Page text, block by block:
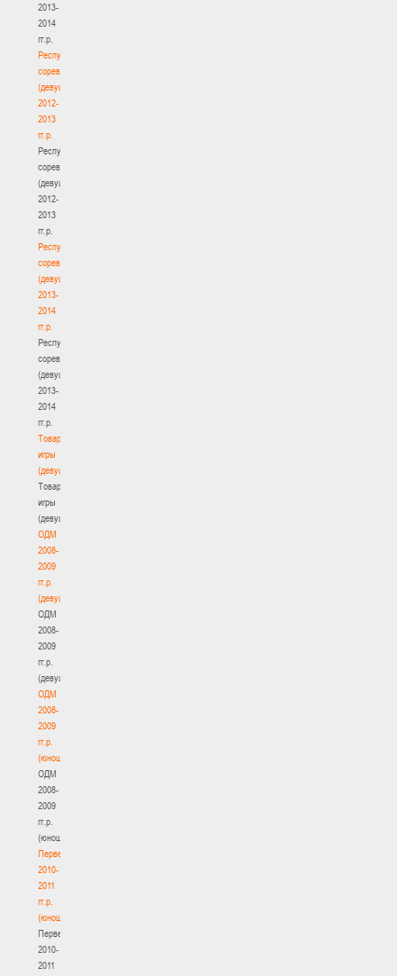
2013-
2014
гг.р.
Республиканские
соревнования
(девушки)
2012-
2013
гг.р.
Республиканские
соревнования
(девушки)
2012-
2013
гг.р.
Республиканские
соревнования
(девушки)
2013-
2014
гг.р.
Республиканские
соревнования
(девушки)
2013-
2014
гг.р.
Товарищеские
игры
(девушки)
Товарищеские
игры
(девушки)
ОДМ
2008-
2009
гг.р.
(девушки)
ОДМ
2008-
2009
гг.р.
(девушки)
ОДМ
2008-
2009
гг.р.
(юноши)
ОДМ
2008-
2009
гг.р.
(юноши)
Первенство
2010-
2011
гг.р.
(юноши)
Первенство
2010-
2011